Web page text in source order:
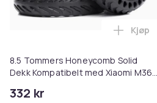
8.5 Tommers Honeycomb Solid
Dekk Kompatibelt med Xiaomi M365
Punkteringssikker & Støtdempende
332 kr
Legg
Kjøp